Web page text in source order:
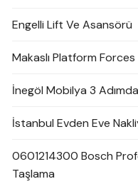
Engelli Lift Ve Asansörü
Makaslı Platform
İnegöl Mobilya 3
İstanbul Evden Eve
0601214300 Bosch
Taşlama